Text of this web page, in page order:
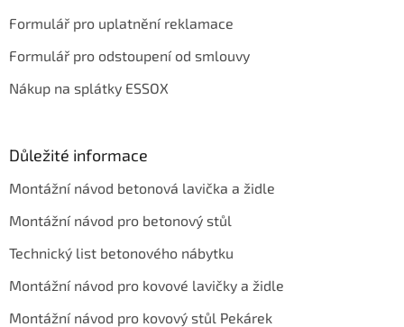
Formulář pro uplatnění reklamace
Formulář pro odstoupení od smlouvy
Nákup na splátky ESSOX
Důležité informace
Montážní návod betonová lavička a židle
Montážní návod pro betonový stůl
Technický list betonového nábytku
Montážní návod pro kovové lavičky a židle
Montážní návod pro kovový stůl Pekárek